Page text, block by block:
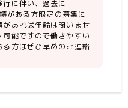
行に伴い、過去に
がある方限定の募集に
があれば年齢は問いませ
可能ですので働きやすい
る方はぜひ早めのご連絡